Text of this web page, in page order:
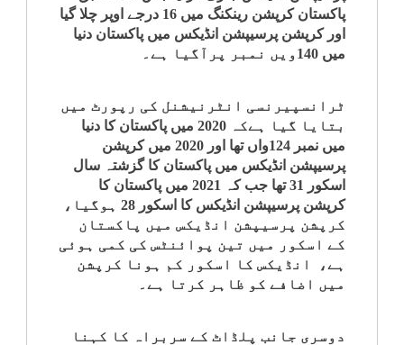
سیاست
سپلیمنٹس
پاکستان کرپشن رینکنگ میں 16 درجے اوپر چلا گیا
اور کرپشن پرسیپشن انڈیکس میں پاکستان دنیا
میں 140ویں نمبر پرآگیا ہے۔
ٹرانسپیرنسی انٹرنیشنل کی رپورٹ میں
بتایا گیا ہےکہ 2020 میں پاکستان کا دنیا
میں نمبر 124واں تھا اور 2020 میں کرپشن
پرسیپشن انڈیکس میں پاکستان کا گزشتہ سال
اسکور 31 تھا جب کہ 2021 میں پاکستان کا
کرپشن پرسیپشن انڈیکس کا اسکور 28 ہوگیا،
کرپشن پرسیپشن انڈیکس میں پاکستان
کے اسکور میں تین پوائنٹس کی کمی ہوئی
ہے، انڈیکس کا اسکور کم ہونا کرپشن
میں اضافے کو ظاہر کرتا ہے۔
دوسری جانب پلڈاٹ کے سربراہ کا کہنا